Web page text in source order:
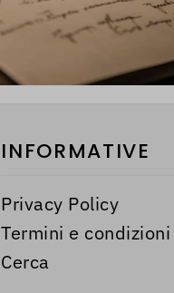
INFORMATIVE
Privacy Policy
Termini e condizioni
Cerca